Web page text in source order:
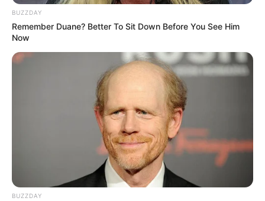
BUZZDAY
Remember Duane? Better To Sit Down Before You See Him
Now
BUZZDAY